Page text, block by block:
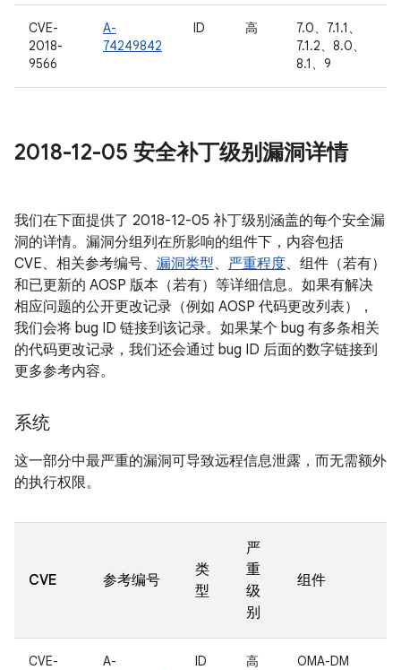
CVE-
2018-
9566
A-
74249842
ID 高
7.0、7.1.1、
7.1.2、8.0、
8.1、9
2018-12-05 安全补丁级别漏洞详情
我们在下面提供了 2018-12-05 补丁级别涵盖的每个安全漏
洞的详情。漏洞分组列在所影响的组件下，内容包括
CVE、相关参考编号、 漏洞类型、 严重程度、组件（若有）
和已更新的 AOSP 版本（若有）等详细信息。如果有解决
相应问题的公开更改记录（例如 AOSP 代码更改列表），
我们会将 bug ID 链接到该记录。如果某个 bug 有多条相关
的代码更改记录，我们还会通过 bug ID 后面的数字链接到
更多参考内容。
系统
这一部分中最严重的漏洞可导致远程信息泄露，而无需额外
的执行权限。
CVE 参考编号
类
型
严
重
级
别
组件
CVE-
A-
ID 高 OMA-DM